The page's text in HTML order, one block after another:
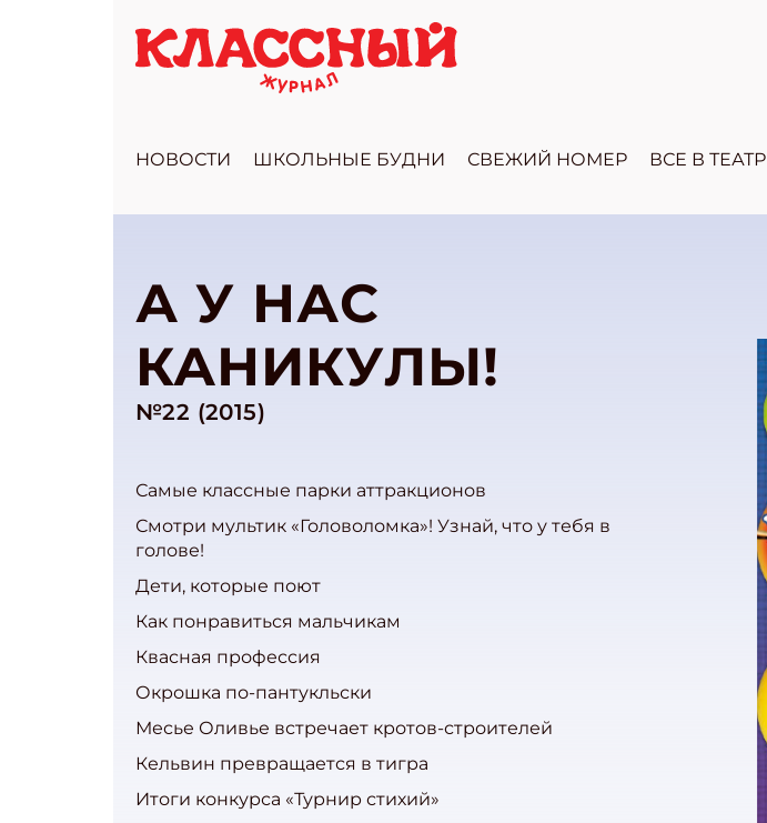
НОВОСТИ ШКОЛЬНЫЕ БУДНИ СВЕЖИЙ НОМЕР ВСЕ В ТЕАТР
А У НАС
КАНИКУЛЫ!
№22 (2015)
Самые классные парки аттракционов
Смотри мультик «Головоломка»! Узнай, что у тебя в
голове!
Дети, которые поют
Как понравиться мальчикам
Квасная профессия
Окрошка по-пантукльски
Месье Оливье встречает кротов-строителей
Кельвин превращается в тигра
Итоги конкурса «Турнир стихий»